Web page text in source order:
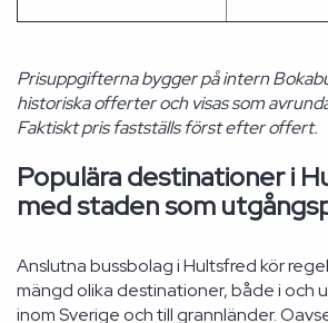
Prisuppgifterna bygger på intern
historiska offerter och visas som
Faktiskt pris fastställs först efter offert.
Populära destinationer i
med staden som
Anslutna bussbolag i Hultsfred kör
mängd olika destinationer, både i och
inom Sverige och till grannländer.